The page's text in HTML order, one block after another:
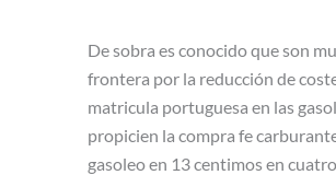
De sobra es conocido que son
frontera por la reducción de
matricula portuguesa en las
propicien la compra fe
gasoleo en 13 centimos en